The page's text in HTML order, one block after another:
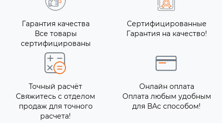
Гарантия качества
Все товары
сертифицированы
Сертифицированные
Гарантия на качество!
Точный расчёт
Свяжитесь с отделом
продаж для точного
расчета!
Онлайн оплата
Оплата любым удобным
для ВАс способом!